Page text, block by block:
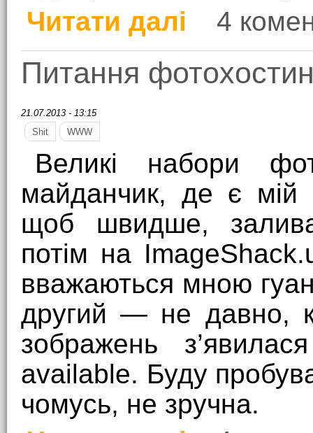
Читати далі
про Про прояви
4
Питання
21.07.2013 - 13:15
Shit
WWW
Великі набори
майданчик, де є мій
щоб швидше,
потім на
вважаються мною
другий — не давно,
зображень
available. Буду
чомусь, не зручна.